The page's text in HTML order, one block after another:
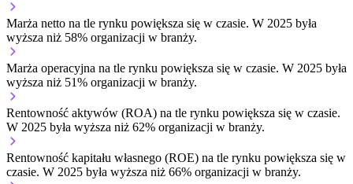
Marża netto na tle rynku powiększa się w czasie. W 2025 była
wyższa niż 58% organizacji w branży.
Marża operacyjna na tle rynku powiększa się w czasie. W 2025 była
wyższa niż 51% organizacji w branży.
Rentowność aktywów (ROA) na tle rynku powiększa się w czasie.
W 2025 była wyższa niż 62% organizacji w branży.
Rentowność kapitału własnego (ROE) na tle rynku powiększa się w
czasie. W 2025 była wyższa niż 66% organizacji w branży.